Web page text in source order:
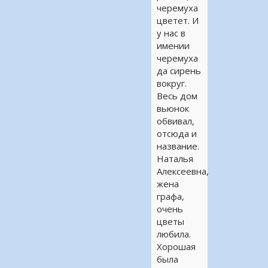
черемуха
цветет. И
у нас в
имении
черемуха
да сирень
вокруг.
Весь дом
вьюнок
обвивал,
отсюда и
название.
Наталья
Алексеевна,
жена
графа,
очень
цветы
любила.
Хорошая
была